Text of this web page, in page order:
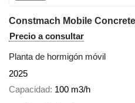
Constmach Mobile
Precio a consultar
Planta de hormigón móvil
2025
Capacidad 100 m3/h